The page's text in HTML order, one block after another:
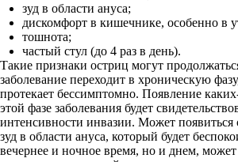
зуд в области ануса;
дискомфорт в кишечнике, особенно в
тошнота;
частый стул (до 4 раз в день).
Такие признаки остриц могут
заболевание переходит в хроническую
протекает бессимптомно. Появление
этой фазе заболевания будет
интенсивности инвазии. Может
зуд в области ануса, который будет
вечернее и ночное время, но и днем,